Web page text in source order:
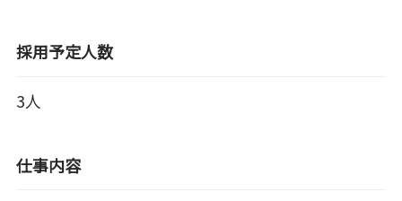
採用予定人数
3人
仕事内容